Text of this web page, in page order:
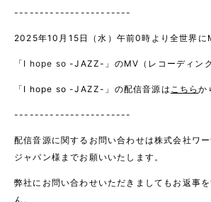
-----------------------
2025年10月15日（水）午前0時より全世界に
「 I hope so -JAZZ-」のMV（レコーディン
「I hope so -JAZZ-」の配信音源は こちらか
-----------------------
配信音源に関するお問い合わせは株式会社ワ
ジャパン様までお願いいたします。
弊社にお問い合わせいただきましてもお返事
ん。